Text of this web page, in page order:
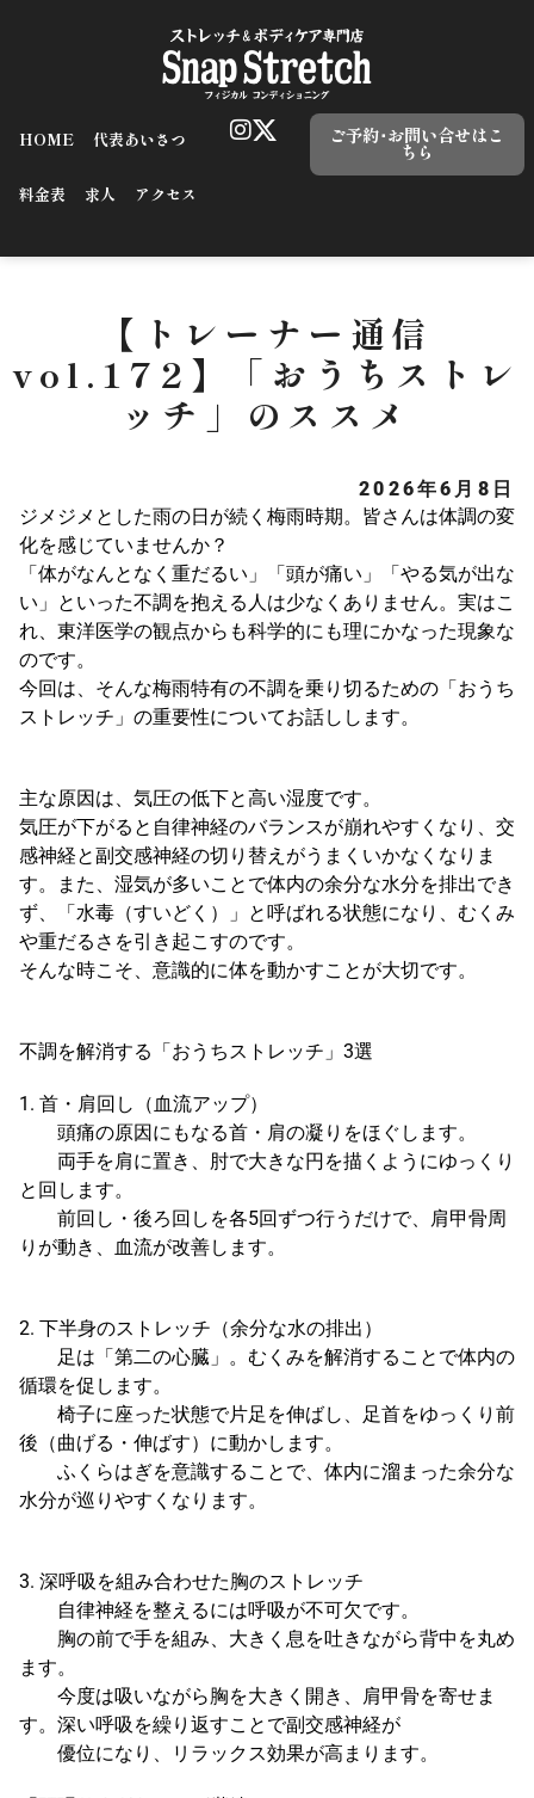
HOME 代表あいさつ
料金表 求人 アクセス
ご予約･お問い合せはこ
ちら
【トレーナー通信
vol.172】「おうちストレ
ッチ」のススメ
2026年6月8日
ジメジメとした雨の日が続く梅雨時期。皆さんは体調の変
化を感じていませんか？
「体がなんとなく重だるい」「頭が痛い」「やる気が出な
い」といった不調を抱える人は少なくありません。実はこ
れ、東洋医学の観点からも科学的にも理にかなった現象な
のです。
今回は、そんな梅雨特有の不調を乗り切るための「おうち
ストレッチ」の重要性についてお話しします。
主な原因は、気圧の低下と高い湿度です。
気圧が下がると自律神経のバランスが崩れやすくなり、交
感神経と副交感神経の切り替えがうまくいかなくなりま
す。また、湿気が多いことで体内の余分な水分を排出でき
ず、「水毒（すいどく）」と呼ばれる状態になり、むくみ
や重だるさを引き起こすのです。
そんな時こそ、意識的に体を動かすことが大切です。
不調を解消する「おうちストレッチ」3選
1. 首・肩回し（血流アップ）
頭痛の原因にもなる首・肩の凝りをほぐします。
両手を肩に置き、肘で大きな円を描くようにゆっくり
と回します。
前回し・後ろ回しを各5回ずつ行うだけで、肩甲骨周
りが動き、血流が改善します。
2. 下半身のストレッチ（余分な水の排出）
足は「第二の心臓」。むくみを解消することで体内の
循環を促します。
椅子に座った状態で片足を伸ばし、足首をゆっくり前
後（曲げる・伸ばす）に動かします。
ふくらはぎを意識することで、体内に溜まった余分な
水分が巡りやすくなります。
3. 深呼吸を組み合わせた胸のストレッチ
自律神経を整えるには呼吸が不可欠です。
胸の前で手を組み、大きく息を吐きながら背中を丸め
ます。
今度は吸いながら胸を大きく開き、肩甲骨を寄せま
す。深い呼吸を繰り返すことで副交感神経が
優位になり、リラックス効果が高まります。